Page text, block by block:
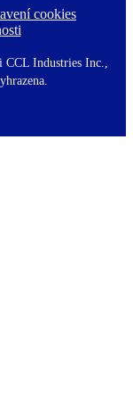
cookies
CCL Industries Inc.,